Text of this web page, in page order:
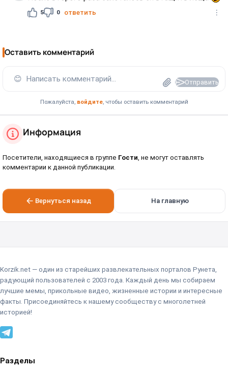
5 0 ответить
Оставить комментарий
😊 Написать комментарий... Отправить
Пожалуйста, войдите, чтобы оставить комментарий
Информация
Посетители, находящиеся в группе Гости , не могут оставлять
комментарии к данной публикации.
Вернуться назад На главную
Korzik.net — один из старейших развлекательных порталов Рунета,
радующий пользователей с 2003 года. Каждый день мы собираем
лучшие мемы, прикольные видео, жизненные истории и интересные
факты. Присоединяйтесь к нашему сообществу с многолетней
историей!
Разделы